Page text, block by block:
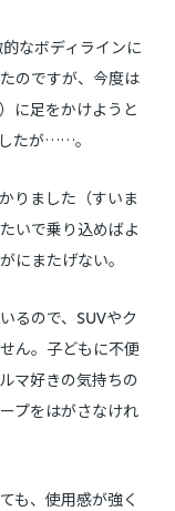
なボディラインに
のですが、今度は
に足をかけようと
たが……。
りました（すいま
いで乗り込めばよ
にまたげない。
るので、SUVやク
ん。子どもに不便
マ好きの気持ちの
プをはがさなけれ
も、使用感が強く